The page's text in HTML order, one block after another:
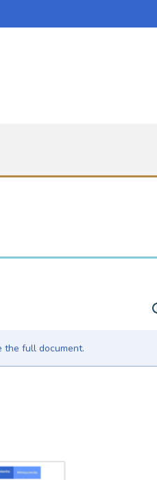
the full document.